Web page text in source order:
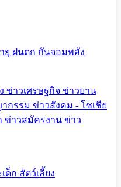
ยุ ฝนตก กันจอมพลัง
ข่าวเศรษฐกิจ ข่าวยาน
กรรม ข่าวสังคม - โซเชีย
ข่าวสมัครงาน ข่าว
ด็ก สัตว์เลี้ยง